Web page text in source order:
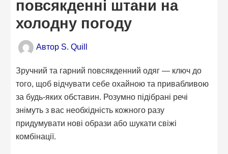
повсякденні штани на
холодну погоду
Автор S. Quill
Зручний та гарний повсякденний одяг — ключ до
того, щоб відчувати себе охайною та привабливою
за будь-яких обставин. Розумно підібрані речі
знімуть з вас необхідність кожного разу
придумувати нові образи або шукати свіжі
комбінації.